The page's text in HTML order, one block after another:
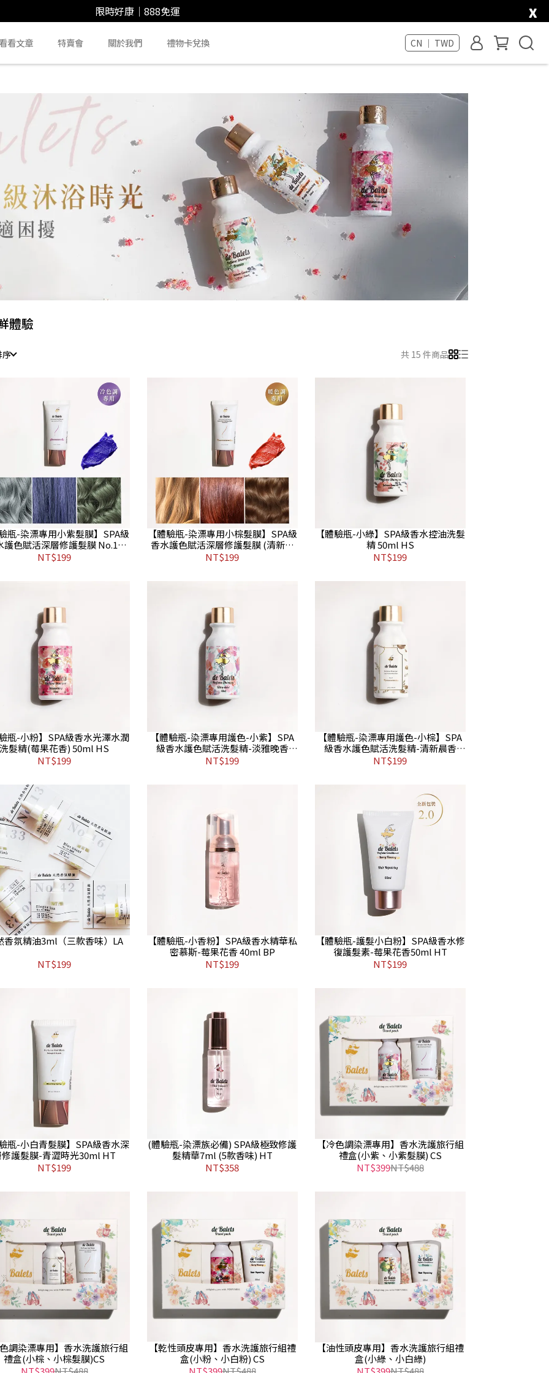
限時好康｜888免運 x
看文章 特賣會 關於我們 禮物卡兌換 CN ｜ TWD
體驗
序 共 15 件商品
瓶-染漂專用小紫髮膜】SPA級
護色賦活深層修護髮膜 No.12
(淡雅晚香) 30mlHT
NT$199
【體驗瓶-染漂專用小棕髮膜】SPA級
香水護色賦活深層修護髮膜 (清新晨
香) 30ml HT
NT$199
【體驗瓶-小綠】SPA級香水控油洗髮
精 50ml HS
NT$199
瓶-小粉】SPA級香水光澤水潤
洗髮精(莓果花香) 50ml HS
NT$199
【體驗瓶-染漂專用護色-小紫】SPA
級香水護色賦活洗髮精-淡雅晚香
50ml HS
NT$199
【體驗瓶-染漂專用護色-小棕】SPA
級香水護色賦活洗髮精-清新晨香
50ml HS
NT$199
香氛精油3ml（三款香味）LA
NT$199
【體驗瓶-小香粉】SPA級香水精華私
密慕斯-莓果花香 40ml BP
NT$199
【體驗瓶-護髮小白粉】SPA級香水修
復護髮素-莓果花香50ml HT
NT$199
瓶-小白青髮膜】SPA級香水深
護髮膜-青澀時光30ml HT
NT$199
(體驗瓶-染漂族必備) SPA級極致修護
髮精華7ml (5款香味) HT
NT$358
【冷色調染漂專用】香水洗護旅行組
禮盒(小紫、小紫髮膜) CS
NT$399NT$488
調染漂專用】香水洗護旅行組
禮盒(小棕、小棕髮膜)CS
【乾性頭皮專用】香水洗護旅行組禮
盒(小粉、小白粉) CS
【油性頭皮專用】香水洗護旅行組禮
盒(小綠、小白綠)